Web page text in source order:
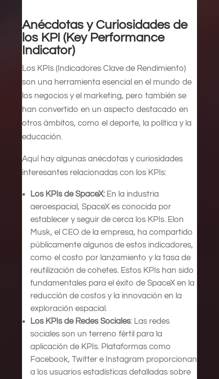
Anécdotas y Curiosidades de
los KPI (Key Performance
Indicator)
Los KPIs (Indicadores Clave de Rendimiento)
son una herramienta esencial en el mundo de
los negocios y el marketing, pero también se
han convertido en un aspecto destacado en
otros ámbitos, como el deporte, la política y la
educación.
Aquí hay algunas anécdotas y curiosidades
interesantes relacionadas con los KPIs:
Los KPIs de SpaceX:En la industria
aeroespacial, SpaceX es conocida por
establecer y seguir de cerca los KPIs. Elon
Musk, el CEO de la empresa, ha compartido
públicamente algunos de estos indicadores,
como el costo por lanzamiento y la tasa de
reutilización de cohetes. Estos KPIs han sido
fundamentales para el éxito de SpaceX en la
reducción de costos y la innovación en la
exploración espacial.
Los KPIs de Redes Sociales: Las redes
sociales son un terreno fértil para la
aplicación de KPIs. Plataformas como
Facebook, Twitter e Instagram proporcionan
a los usuarios estadísticas detalladas sobre